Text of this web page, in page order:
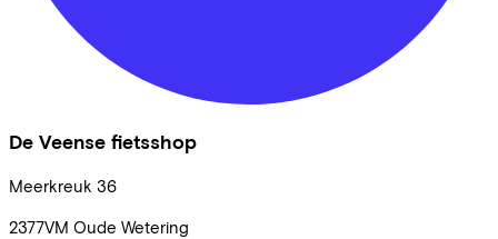
De Veense fietsshop
Meerkreuk 36
2377VM Oude Wetering